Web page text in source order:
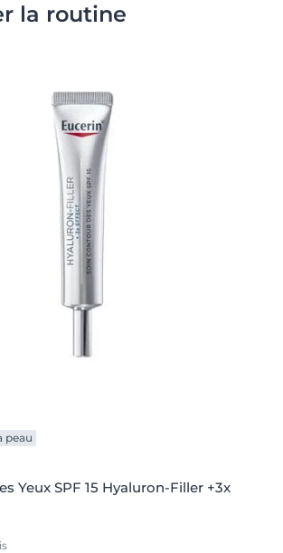
la routine
peau
Yeux SPF 15 Hyaluron-Filler +3x